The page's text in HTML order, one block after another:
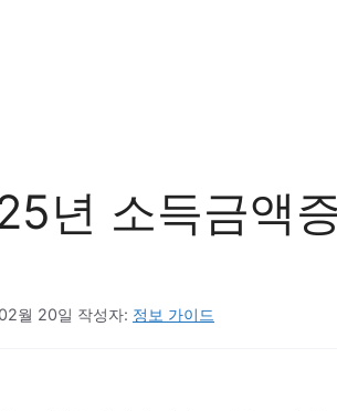
년 소득금액
월 20일 작성자: 정보 가이드